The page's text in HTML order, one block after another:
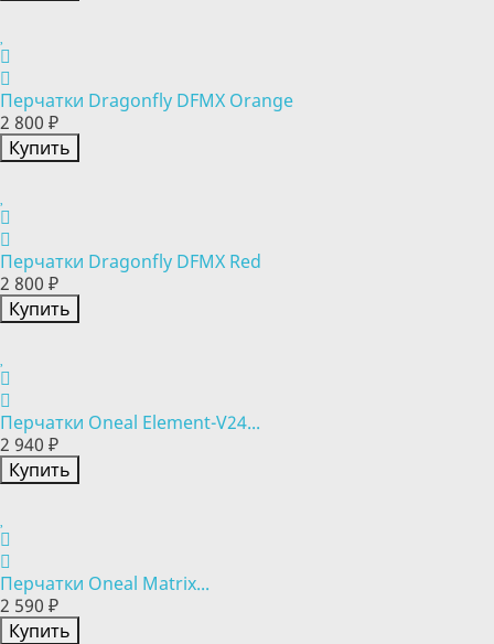
Перчатки Dragonfly DFMX Orange
2 800 ₽
Купить
Перчатки Dragonfly DFMX Red
2 800 ₽
Купить
Перчатки Oneal Element-V24...
2 940 ₽
Купить
Перчатки Oneal Matrix...
2 590 ₽
Купить